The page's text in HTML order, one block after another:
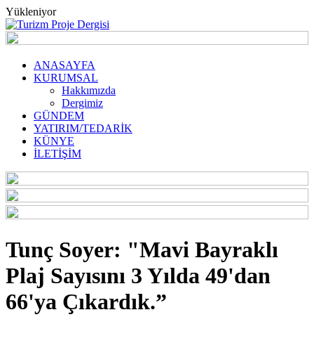
Yükleniyor
ANASAYFA
KURUMSAL
Hakkımızda
Dergimiz
GÜNDEM
YATIRIM/TEDARİK
KÜNYE
İLETİŞİM
Tunç Soyer: "Mavi Bayraklı
Plaj Sayısını 3 Yılda 49'dan
66'ya Çıkardık.”